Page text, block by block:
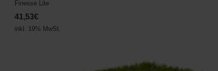
Finesse Lite
41,53€
inkl. 19% MwSt.